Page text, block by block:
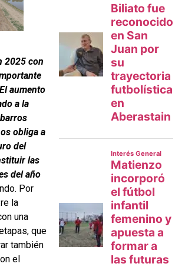
2025 con
aumento
a la
obliga a
del
las
del año
Por
la
una
que
también
el